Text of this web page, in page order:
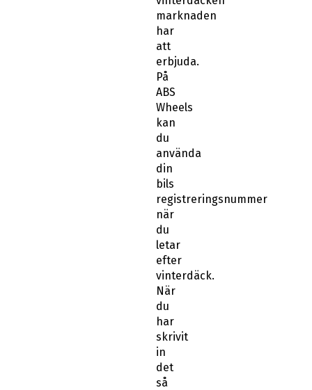
marknaden
har
att
erbjuda.
På
ABS
Wheels
kan
du
använda
din
bils
registreringsnummer
när
du
letar
efter
vinterdäck.
När
du
har
skrivit
in
det
så